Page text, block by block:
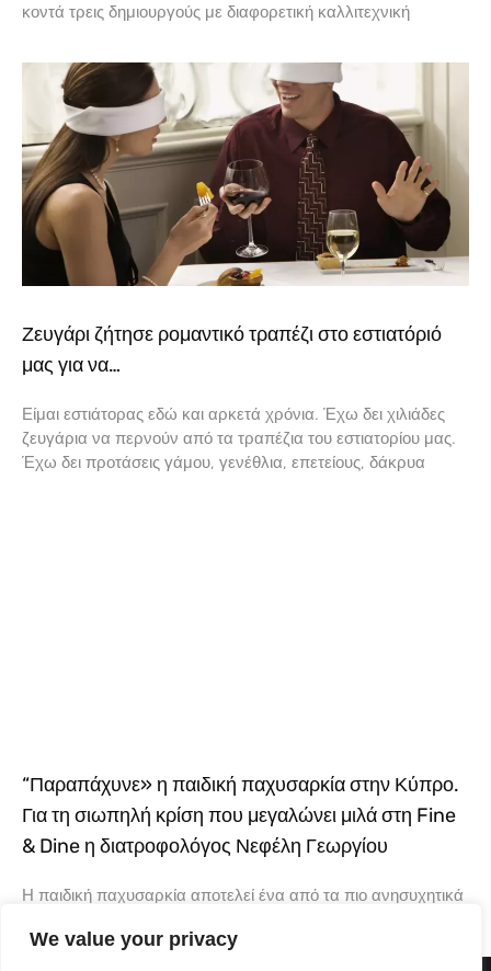
We value your privacy
κοντά τρεις δημιουργούς με διαφορετική καλλιτεχνική
Ζευγάρι ζήτησε ρομαντικό τραπέζι στο εστιατόριό
μας για να…
Είμαι εστιάτορας εδώ και αρκετά χρόνια. Έχω δει χιλιάδες
ζευγάρια να περνούν από τα τραπέζια του εστιατορίου μας.
Έχω δει προτάσεις γάμου, γενέθλια, επετείους, δάκρυα
“Παραπάχυνε» η παιδική παχυσαρκία στην Κύπρο.
Για τη σιωπηλή κρίση που μεγαλώνει μιλά στη Fine
& Dine η διατροφολόγος Νεφέλη Γεωργίου
Η παιδική παχυσαρκία αποτελεί ένα από τα πιο ανησυχητικά
καταγράφουν συνεχή αύξηση και να κατατάσσουν τη